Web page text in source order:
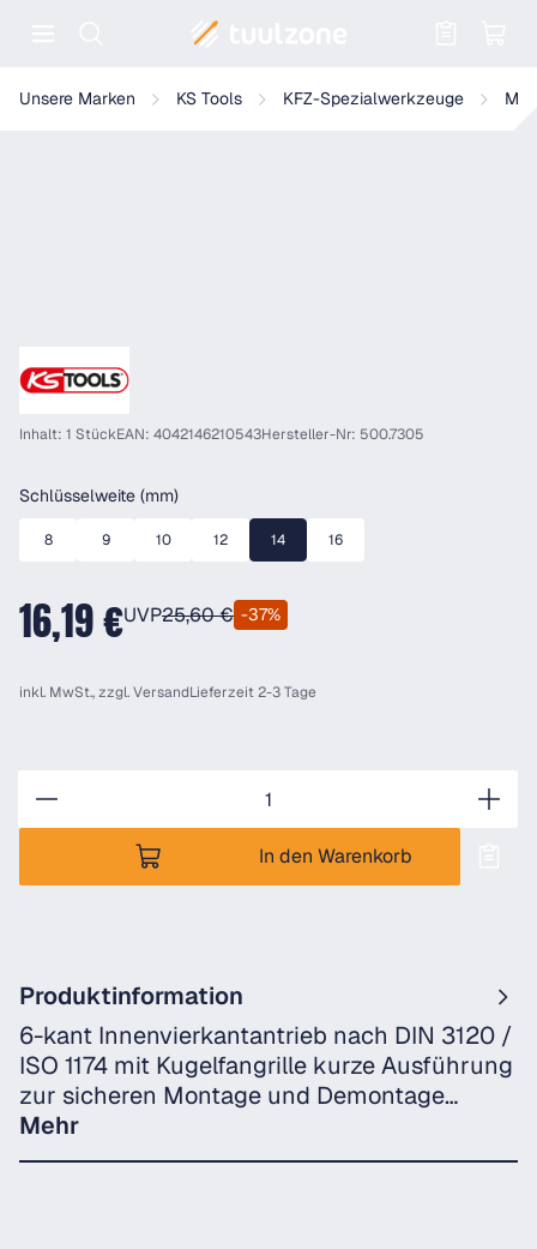
Unsere Marken KS Tools KFZ-Spezialwerkzeuge
KS Tools 3/8" Glühkerzen-Gelenknüsse, kurz, 75mm
Inhalt: 1 StückEAN: 4042146210543Hersteller-Nr: 500.7305
Schlüsselweite (mm)auswählen
8 9 10 12 14 16
16,19 €UVP25,60 € -37%
inkl. MwSt., zzgl.VersandLieferzeit 2-3 Tage
In den Warenkorb
Produktinformation
6-kant Innenvierkantantrieb nach DIN 3120 /
ISO 1174 mit Kugelfangrille kurze Ausführung
zur sicheren Montage und Demontage…
Mehr